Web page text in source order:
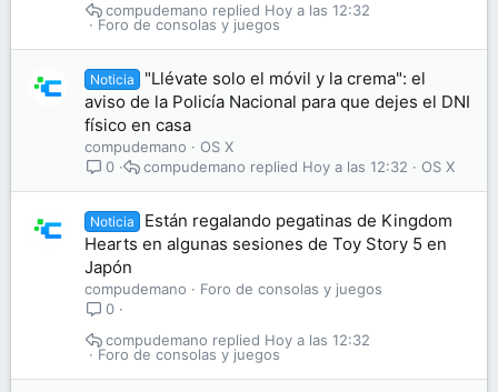
Foro de consolas y juegos
Hoy a las 12:32
compudemano
Noticia
"Llévate solo el móvil y la crema": el
aviso de la Policía Nacional para que dejes el DNI
físico en casa
compudemano
OS X
0
OS X
Hoy a las 12:32
compudemano
Noticia
Están regalando pegatinas de Kingdom
Hearts en algunas sesiones de Toy Story 5 en
Japón
compudemano
Foro de consolas y juegos
0
Foro de consolas y juegos
Hoy a las 12:32
compudemano